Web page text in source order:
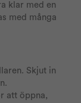
klar med en
med många
Skjut in
att öppna,